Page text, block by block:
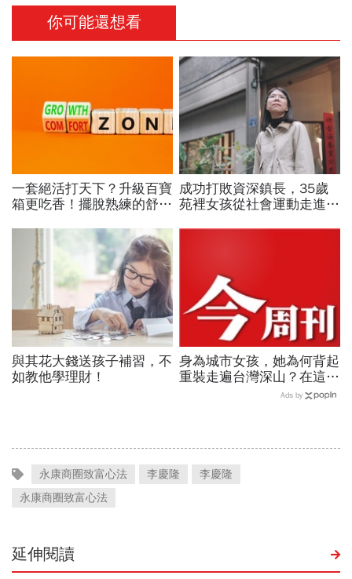
你可能還想看
一套絕活打天下？升級百寶
箱更吃香！擺脫熟練的舒適
成功打敗資深鎮長，35歲
苑裡女孩從社會運動走進鎮
與其花大錢送孩子補習，不
如教他學理財！
身為城市女孩，她為何背起
重裝走遍台灣深山？在這座
世界少見的高山島嶼，她找
Ads by
永康商圈致富心法 李慶隆
李慶隆
永康商圈致富心法
延伸閱讀